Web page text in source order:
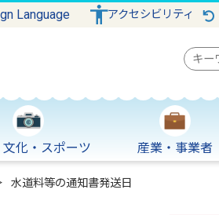
Language アクセシビリティ
検
キ
ー
ワ
ー
化・スポーツ 産業・事業者
水道料等の通知書発送日